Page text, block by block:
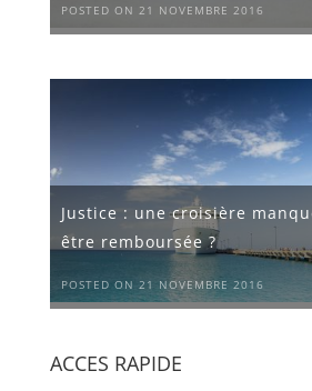
POSTED ON 21 NOVEMBRE 2016
Justice : une croisière
être remboursée ?
POSTED ON 21 NOVEMBRE 2016
ACCES RAPIDE